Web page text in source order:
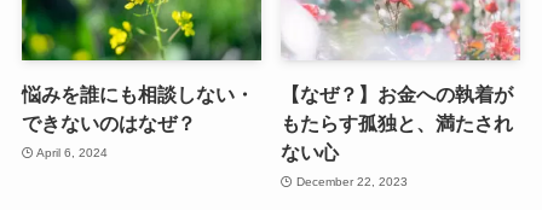
悩みを誰にも相談しない・
できないのはなぜ？
April 6, 2024
【なぜ？】お金への執着が
もたらす孤独と、満たされ
ない心
December 22, 2023